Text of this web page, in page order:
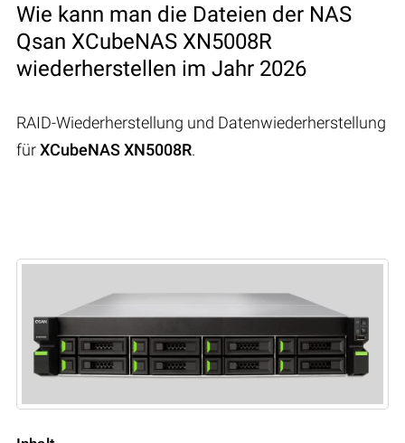
Wie kann man die Dateien der NAS
Qsan XCubeNAS XN5008R
wiederherstellen im Jahr 2026
RAID-Wiederherstellung und Datenwiederherstellung
fürXCubeNAS XN5008R.